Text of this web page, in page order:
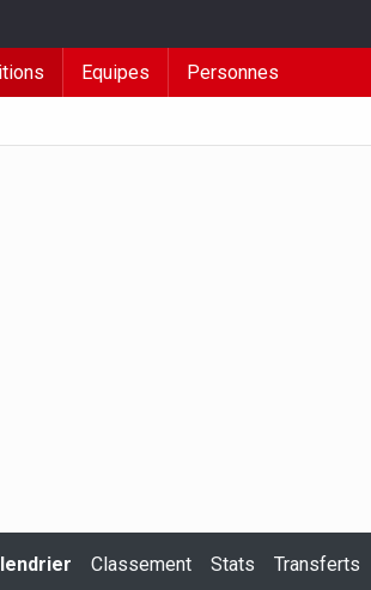
Equipes Personnes
Classement Stats Transferts